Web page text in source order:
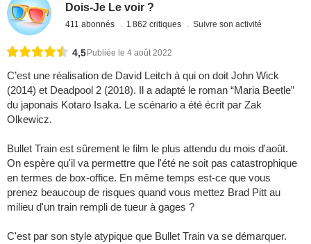
Dois-Je Le voir ?
411 abonnés 1 862 critiques Suivre son activité
4,5 Publiée le 4 août 2022
C’est une réalisation de David Leitch à qui on doit John Wick
(2014) et Deadpool 2 (2018). Il a adapté le roman “Maria Beetle”
du japonais Kotaro Isaka. Le scénario a été écrit par Zak
Olkewicz.
Bullet Train est sûrement le film le plus attendu du mois d'août.
On espère qu'il va permettre que l'été ne soit pas catastrophique
en termes de box-office. En même temps est-ce que vous
prenez beaucoup de risques quand vous mettez Brad Pitt au
milieu d'un train rempli de tueur à gages ?
C'est par son style atypique que Bullet Train va se démarquer.